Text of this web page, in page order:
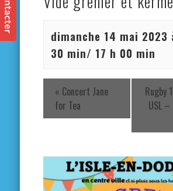
dimanche 14 mai 2023
30 min/ 17 h 00 min
« Concert Jane
for Tea
Rugby
USL –